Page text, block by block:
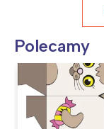
Polecamy